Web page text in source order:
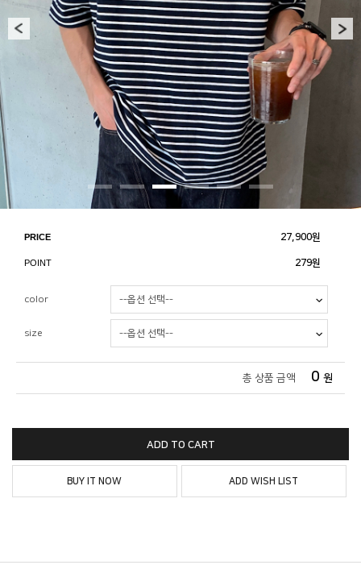
PRICE 27,900원
POINT 279원
color
size
총 상품 금액 0 원
ADD TO CART
BUY IT NOW ADD WISH LIST